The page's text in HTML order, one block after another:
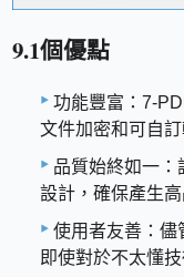
9.1個優點
功能豐富：7-
文件加密和可自
品質始終如一：
設計，確保產生
使用者友善：儘
即使對於不太懂